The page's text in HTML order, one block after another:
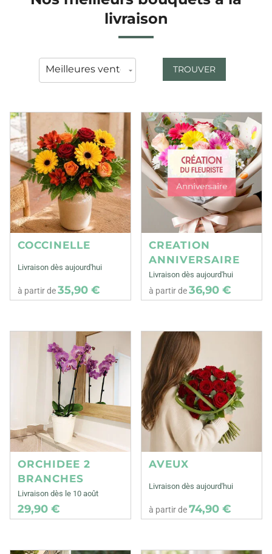
livraison
TROUVER
COCCINELLE
Livraison dès aujourd'hui
à partir de35,90 €
CREATION
ANNIVERSAIRE
Livraison dès aujourd'hui
à partir de36,90 €
ORCHIDEE 2
BRANCHES
Livraison dès le 10 août
29,90 €
AVEUX
Livraison dès aujourd'hui
à partir de74,90 €